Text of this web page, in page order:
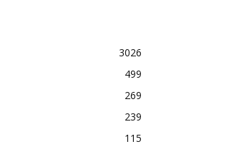
3026
499
269
239
115